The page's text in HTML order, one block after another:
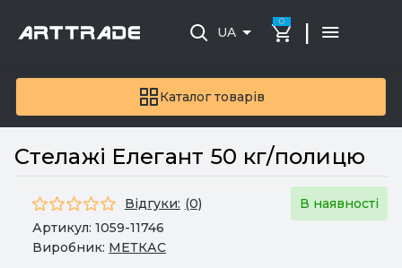
Каталог товарів
UA
0 |
Стелажі Елегант 50 кг/полицю
Відгуки: (0)
В наявності
Артикул: 1059-11746
Виробник: МЕТКАС